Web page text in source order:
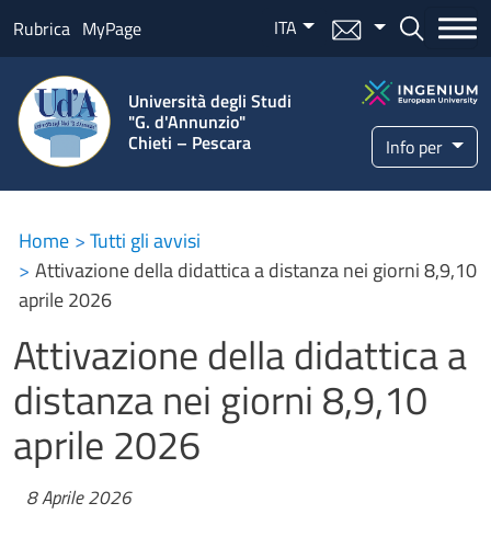
Salta al contenuto principale
Rubrica MyPage ITA Menu mail Bottone
Università degli Studi
"G. d'Annunzio"
Chieti – Pescara Info per
Home
Tutti gli avvisi
Attivazione della didattica a distanza nei giorni 8,9,10
aprile 2026
Attivazione della didattica a
distanza nei giorni 8,9,10
aprile 2026
8 Aprile 2026